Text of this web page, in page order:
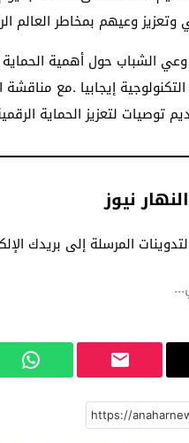
وتعزيز وعيهم بمخاطر العالم
الشباب حول أهمية
إيجابيا .مع مناقشة
توصيات لتعزيز الحماية
نيوز
المرسلة إلى بريدك